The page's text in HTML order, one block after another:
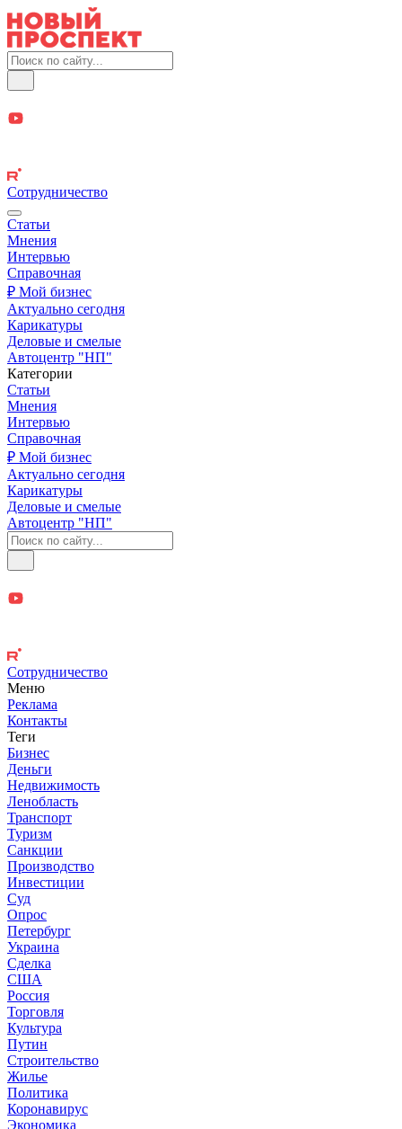
Сотрудничество
Статьи
Мнения
Интервью
Справочная
₽ Мой бизнес
Актуально сегодня
Карикатуры
Деловые и смелые
Автоцентр "НП"
Категории
Статьи
Мнения
Интервью
Справочная
₽ Мой бизнес
Актуально сегодня
Карикатуры
Деловые и смелые
Автоцентр "НП"
Сотрудничество
Меню
Реклама
Контакты
Теги
Бизнес
Деньги
Недвижимость
Ленобласть
Транспорт
Туризм
Санкции
Производство
Инвестиции
Суд
Опрос
Петербург
Украина
Сделка
США
Россия
Торговля
Культура
Путин
Строительство
Жилье
Политика
Коронавирус
Экономика